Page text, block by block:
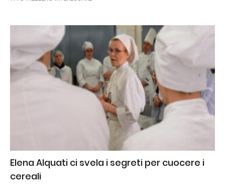
Elena Alquati ci svela i segreti per cuocere i
cereali